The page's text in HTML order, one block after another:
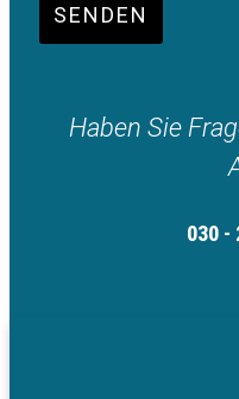
SENDEN
Haben Sie
030 -